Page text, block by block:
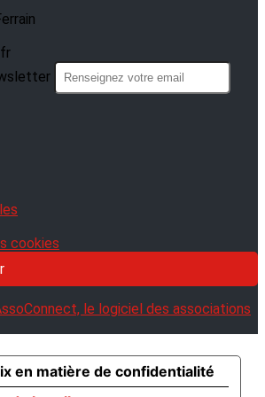
cookies
le logiciel des associations
en matière de confidentialité